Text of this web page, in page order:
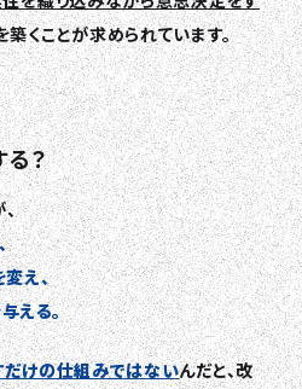
くことが求められています。
る？
え、
える。
だけの仕組みではないんだと、改